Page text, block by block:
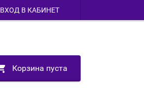
ВХОД В КАБИНЕТ
Корзина пуста